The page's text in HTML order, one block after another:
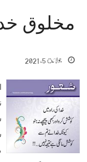
مخلوق
جولائ 5, 2021